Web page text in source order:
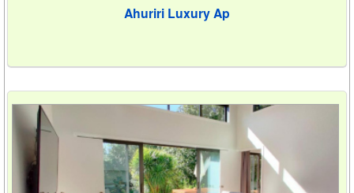
Ahuriri Luxury Ap